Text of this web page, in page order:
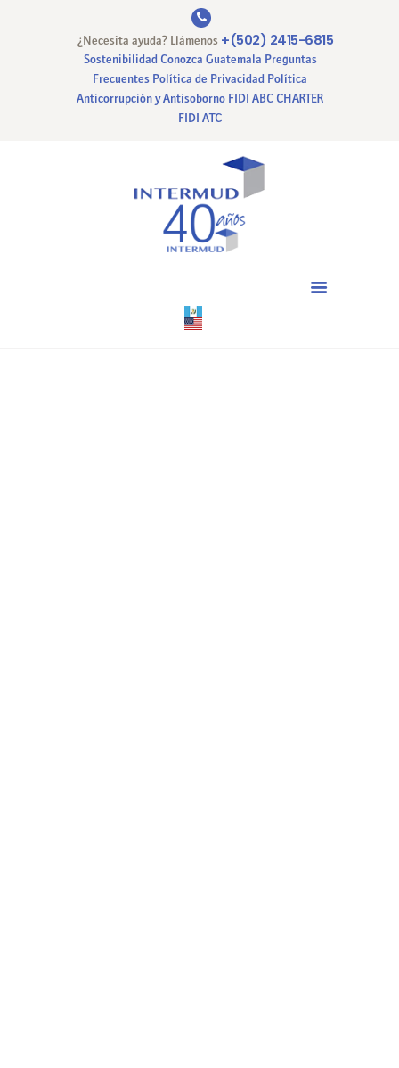
¿Necesita ayuda? Llámenos +(502) 2415-6815
Sostenibilidad Conozca Guatemala Preguntas
Frecuentes Política de Privacidad Política
Anticorrupción y Antisoborno FIDI ABC CHARTER
FIDI ATC
CERTIFICACIONES
PAGO EN LINEA